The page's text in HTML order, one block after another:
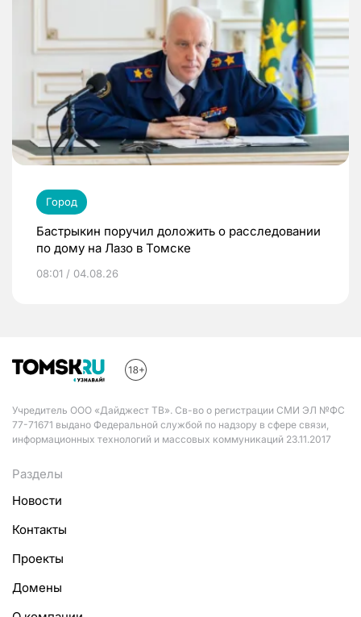
Город
Бастрыкин поручил доложить о расследовании
по дому на Лазо в Томске
08:01 / 04.08.26
Учредитель ООО «Дайджест ТВ». Св-во о регистрации СМИ ЭЛ №ФС
77-71671 выдано Федеральной службой по надзору в сфере связи,
информационных технологий и массовых коммуникаций 23.11.2017
Разделы
Новости
Контакты
Проекты
Домены